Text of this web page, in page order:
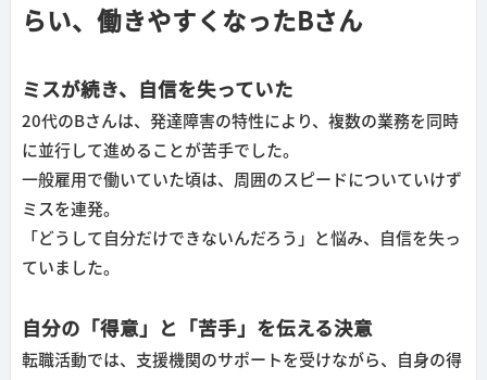
らい、働きやすくなったBさん
ミスが続き、自信を失っていた
20代のBさんは、発達障害の特性により、複数の業務を同時
に並行して進めることが苦手でした。
一般雇用で働いていた頃は、周囲のスピードについていけず
ミスを連発。
「どうして自分だけできないんだろう」と悩み、自信を失っ
ていました。
自分の「得意」と「苦手」を伝える決意
転職活動では、支援機関のサポートを受けながら、自身の得